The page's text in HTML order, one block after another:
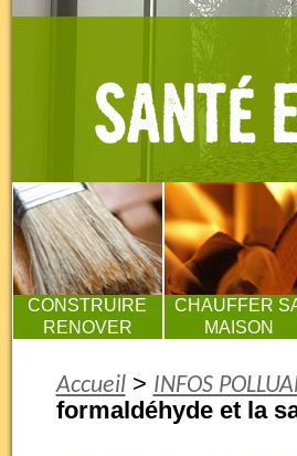
CONSTRUIRE
RENOVER
CHAUFFER
MAISON
Accueil> INFOS
formaldéhyde et la